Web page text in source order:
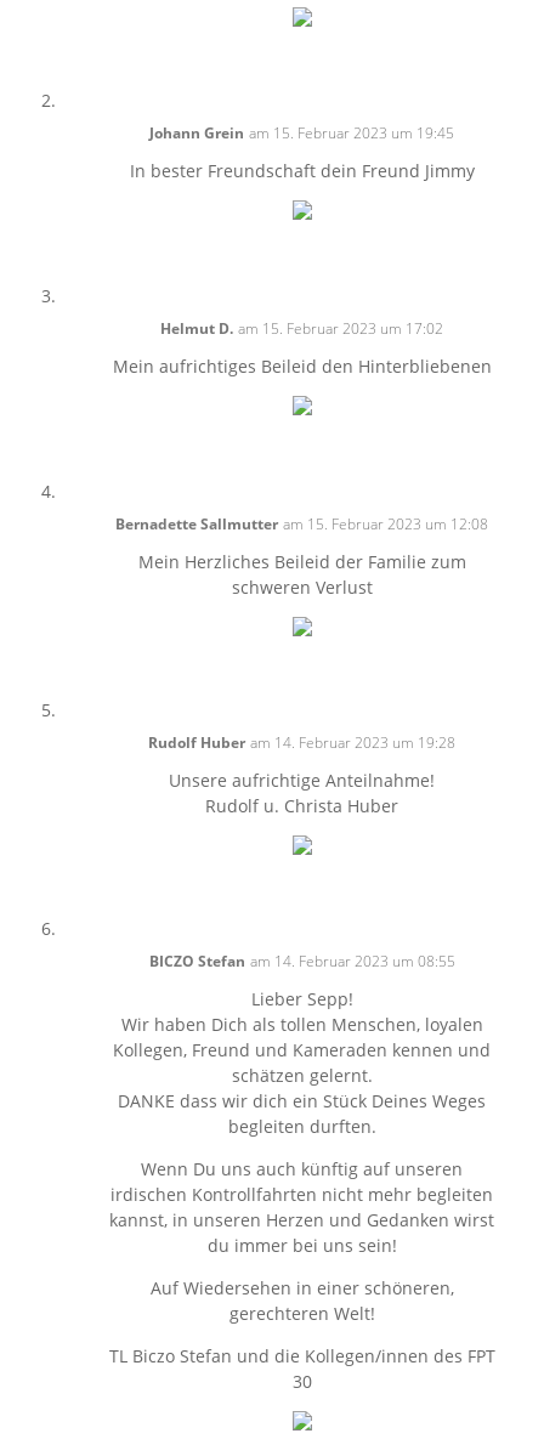
Johann Grein am 15. Februar 2023 um 19:45
In bester Freundschaft dein Freund Jimmy
Helmut D. am 15. Februar 2023 um 17:02
Mein aufrichtiges Beileid den Hinterbliebenen
Bernadette Sallmutter am 15. Februar 2023 um 12:08
Mein Herzliches Beileid der Familie zum
schweren Verlust
Rudolf Huber am 14. Februar 2023 um 19:28
Unsere aufrichtige Anteilnahme!
Rudolf u. Christa Huber
BICZO Stefan am 14. Februar 2023 um 08:55
Lieber Sepp!
Wir haben Dich als tollen Menschen, loyalen
Kollegen, Freund und Kameraden kennen und
schätzen gelernt.
DANKE dass wir dich ein Stück Deines Weges
begleiten durften.
Wenn Du uns auch künftig auf unseren
irdischen Kontrollfahrten nicht mehr begleiten
kannst, in unseren Herzen und Gedanken wirst
du immer bei uns sein!
Auf Wiedersehen in einer schöneren,
gerechteren Welt!
TL Biczo Stefan und die Kollegen/innen des FPT
30